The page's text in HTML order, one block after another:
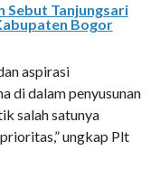
Sebut Tanjungsari
Bogor
aspirasi
di dalam penyusunan
salah satunya
ungkap Plt